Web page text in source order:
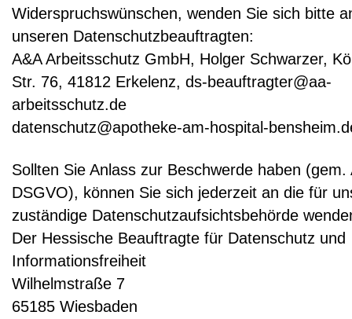
Widerspruchswünschen, wenden Sie sich bitte
unseren Datenschutzbeauftragten:
A&A Arbeitsschutz GmbH, Holger Schwarzer,
Str. 76, 41812 Erkelenz, ds-beauftragter@aa-
arbeitsschutz.de
datenschutz@apotheke-am-hospital-
Sollten Sie Anlass zur Beschwerde haben (gem.
DSGVO), können Sie sich jederzeit an die für
zuständige Datenschutzaufsichtsbehörde
Der Hessische Beauftragte für Datenschutz und
Informationsfreiheit
Wilhelmstraße 7
65185 Wiesbaden